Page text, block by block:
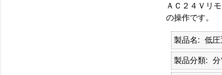
ＡＣ２４Ｖリ
の操作です。
製品名 低
製品分類 分